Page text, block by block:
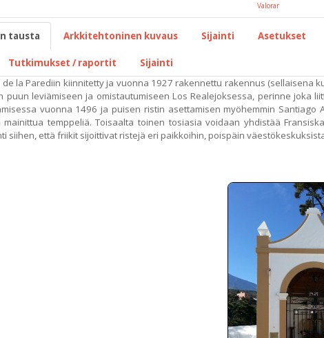
Valorar
tausta Arkkitehtoninen kuvaus Sijainti Asetukset
Tutkimukset / raportit
Sijainti
de la Parediin kiinnitetty ja vuonna 1927 rakennettu rakennus
puun leviämiseen ja omistautumiseen Los Realejoksessa, perinne joka
vuonna 1496 ja puisen ristin asettamisen myöhemmin
temppeliä. Toisaalta toinen tosiasia voidaan yhdistää
siihen, että friikit sijoittivat ristejä eri paikkoihin, poispäin